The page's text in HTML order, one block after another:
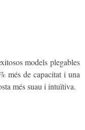
models plegables
més de capacitat i una
més suau i intuïtiva.